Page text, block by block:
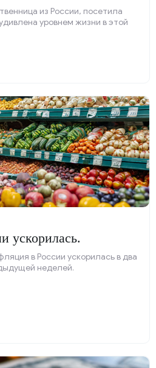
из России, посетила
уровнем жизни в этой
ускорилась.
в России ускорилась в два
неделей.